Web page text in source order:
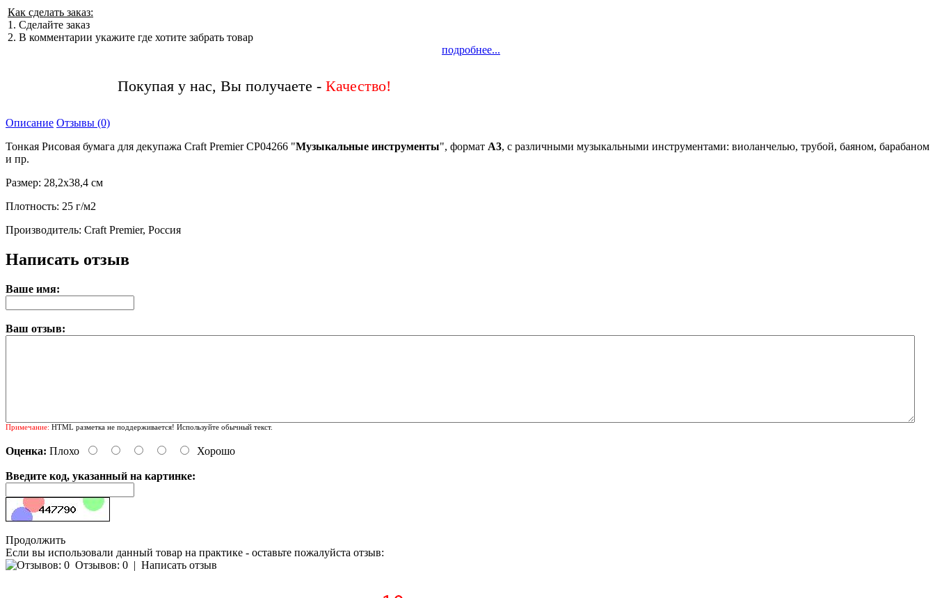
Как сделать заказ:
1. Сделайте заказ
2. В комментарии укажите где хотите забрать товар
подробнее...
Покупая у нас, Вы получаете -
Описание Отзывы (0)
Тонкая Рисовая бумага для декупажа Craft Premier CP04266 "Музыкальные инструменты", формат А3, с различными музыкальными инструментами: виоланчелью, трубой, баяном, барабаном
и пр.
Размер: 28,2х38,4 см
Плотность: 25 г/м2
Производитель: Craft Premier, Россия
Написать отзыв
Ваше имя:
Ваш отзыв:
Примечание: HTML разметка не поддерживается! Используйте обычный текст.
Оценка: Плохо Хорошо
Введите код, указанный на картинке:
Продолжить
Если вы использовали данный товар на практике - оставьте пожалуйста отзыв:
Отзывов: 0 | Написать отзыв